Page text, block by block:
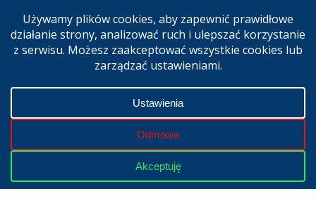
sprzedaży w Polsce
cze 27, 2026